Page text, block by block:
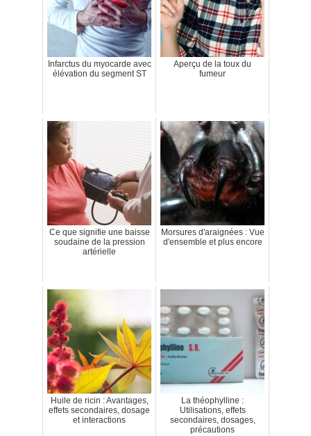
Infarctus du myocarde avec
élévation du segment ST
Aperçu de la toux du
fumeur
Ce que signifie une baisse
soudaine de la pression
artérielle
Morsures d'araignées : Vue
d'ensemble et plus encore
Huile de ricin : Avantages,
effets secondaires, dosage
et interactions
La théophylline :
Utilisations, effets
secondaires, dosages,
précautions